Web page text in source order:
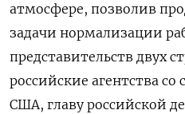
атмосфере, позволив
задачи нормализации
представительств двух
российские агентства со
США, главу российской